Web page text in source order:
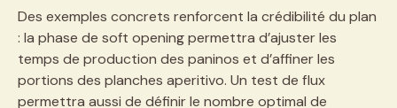
Des exemples concrets renforcent la crédibilité du plan
: la phase de soft opening permettra d’ajuster les
temps de production des paninos et d’affiner les
portions des planches aperitivo. Un test de flux
permettra aussi de définir le nombre optimal de